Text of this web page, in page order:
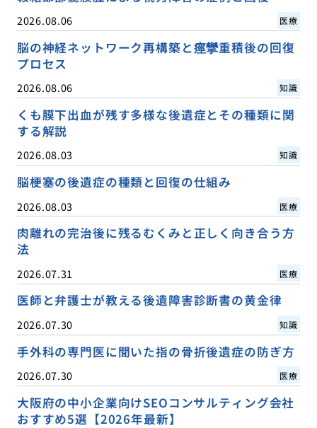
2026.08.06 医療
脳の神経ネットワーク再構築と痙攣重積後の回復
プロセス
2026.08.06 知識
くも膜下出血が残す多様な後遺症とその種類に関
する解説
2026.08.03 知識
脳梗塞の後遺症の種類と回復の仕組み
2026.08.03 医療
肉離れの完治後に残るむくみと正しく向き合う方
法
2026.07.31 医療
医師と弁護士が教える後遺障害診断書の黄金律
2026.07.30 知識
手外科の専門医に聞いた指の骨折後遺症の防ぎ方
2026.07.30 医療
大阪府の中小企業向けSEOコンサルティング会社
おすすめ5選【2026年最新】